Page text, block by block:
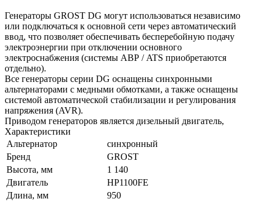
Генераторы GROST DG могут использоваться независимо
или подключаться к основной сети через автоматический
ввод, что позволяет обеспечивать бесперебойную подачу
электроэнергии при отключении основного
электроснабжения (системы АВР / ATS приобретаются
отдельно).
Все генераторы серии DG оснащены синхронными
альтернаторами с медными обмотками, а также оснащены
системой автоматической стабилизации и регулирования
напряжения (AVR).
Приводом генераторов является дизельный двигатель,
Характеристики
Альтернатор
синхронный
Бренд
GROST
Высота, мм
1 140
Двигатель
HP1100FE
Длина, мм
950